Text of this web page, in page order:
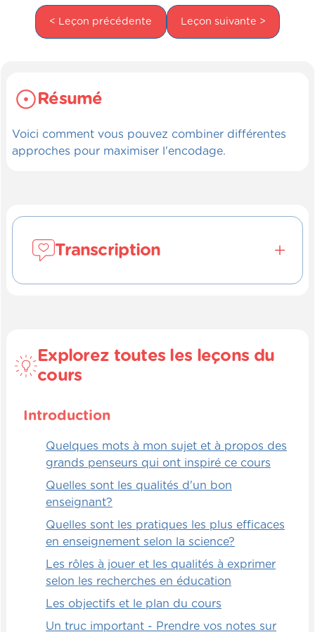
< Leçon précédente Leçon suivante >
Résumé
Voici comment vous pouvez combiner différentes
approches pour maximiser l'encodage.
Transcription
manières de pouvoir faire cela qui sont, à
mon avis, les manières les plus efficaces
cognitivement dans l'apprentissage.
Avant l'engagement, il y a l'attention. Donc
j'ai dû captiver l'attention de l'étudiant
avant de passer à un autre type
d'engagement, je veux simplement revenir
sur un élément fondamental. À mon avis, la
meilleure façon de s'engager
cognitivement, c'est carrément de
réenseigner la matière à quelqu'un d'autre.
Quand on réenseigne la matière, c'est que
c'est clair dans ma tête. Si je suis capable
Explorez toutes les leçons du
cours
Introduction
Quelques mots à mon sujet et à propos des
grands penseurs qui ont inspiré ce cours
Quelles sont les qualités d'un bon
enseignant?
Quelles sont les pratiques les plus efficaces
en enseignement selon la science?
Les rôles à jouer et les qualités à exprimer
selon les recherches en éducation
Les objectifs et le plan du cours
Un truc important - Prendre vos notes sur